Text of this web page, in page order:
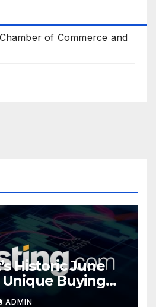
of Commerce and
Historic June
Buying
ADMIN